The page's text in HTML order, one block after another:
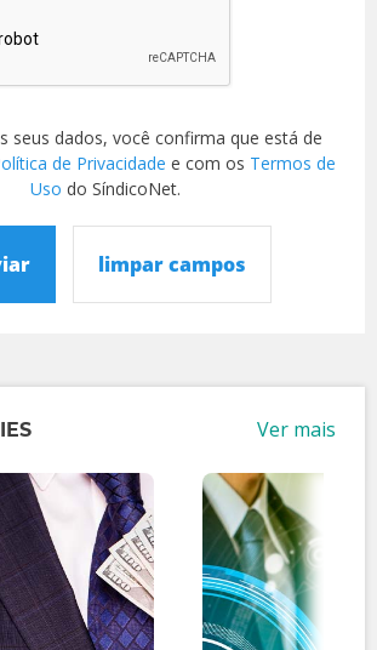
seus dados, você confirma que está de
de Privacidade e com os Termos de
Uso do SíndicoNet.
limpar campos
Ver mais